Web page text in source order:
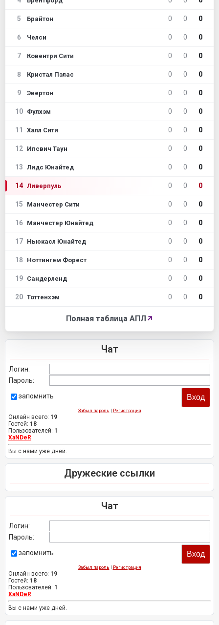
5 Брайтон 0 0 0
6 Челси 0 0 0
7 Ковентри Сити 0 0 0
8 Кристал Пэлас 0 0 0
9 Эвертон 0 0 0
10 Фулхэм 0 0 0
11 Халл Сити 0 0 0
12 Ипсвич Таун 0 0 0
13 Лидс Юнайтед 0 0 0
14 Ливерпуль 0 0 0
15 Манчестер Сити 0 0 0
16 Манчестер Юнайтед 0 0 0
17 Ньюкасл Юнайтед 0 0 0
18 Ноттингем Форест 0 0 0
19 Сандерленд 0 0 0
20 Тоттенхэм 0 0 0
Полная таблица АПЛ ↗
Чат
Логин:
Пароль:
запомнить
Забыл пароль | Регистрация
Онлайн всего: 19
Гостей: 18
Пользователей: 1
XaNDeR
Вы с нами уже дней.
Дружеские ссылки
Чат
Логин:
Пароль:
запомнить
Забыл пароль | Регистрация
Онлайн всего: 19
Гостей: 18
Пользователей: 1
XaNDeR
Вы с нами уже дней.